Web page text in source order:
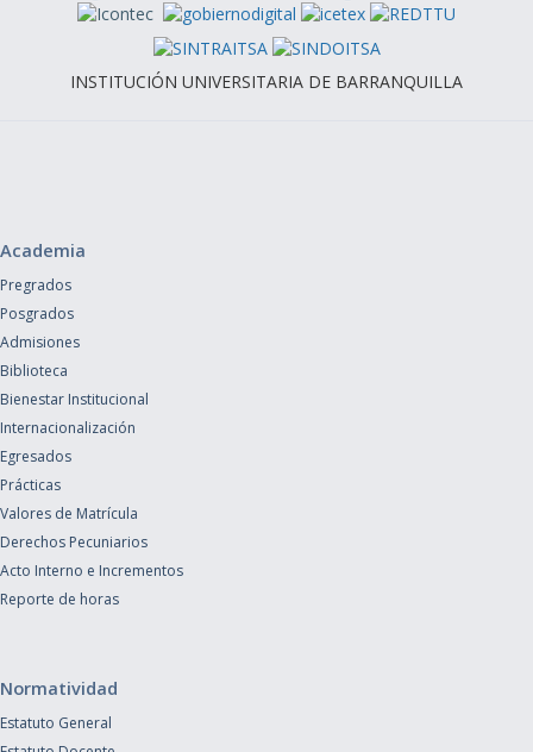
INSTITUCIÓN UNIVERSITARIA DE BARRANQUILLA
Academia
Pregrados
Posgrados
Admisiones
Biblioteca
Bienestar Institucional
Internacionalización
Egresados
Prácticas
Valores de Matrícula
Derechos Pecuniarios
Acto Interno e Incrementos
Reporte de horas
Normatividad
Estatuto General